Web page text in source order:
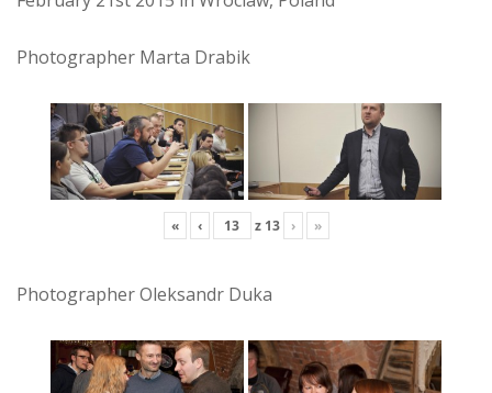
Photographer Marta Drabik
« ‹ z 13 › »
Photographer Oleksandr Duka